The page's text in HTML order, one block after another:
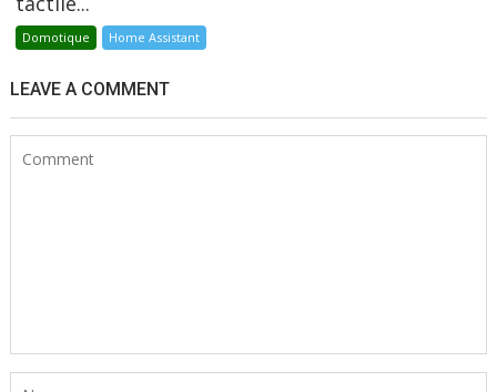
Domotique Home Assistant
LEAVE A COMMENT